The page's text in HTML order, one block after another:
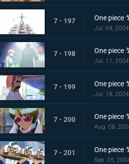
7 - 197
Jul. 04, 2004
7 - 198
Jul. 11, 2004
7 - 199
Jul. 18, 2004
7 - 200
Aug. 08,
7 - 201
Sep. 05,